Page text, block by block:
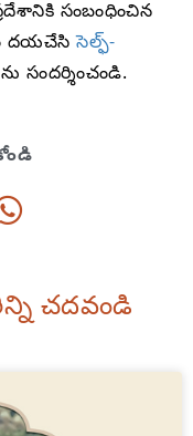
సంబంధించిన
దయచేసిసెల్ఫ్-
ను సందర్శించండి.
చదవండి